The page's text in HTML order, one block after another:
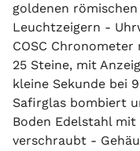
goldenen
Leuchtzeigern -
COSC
25 Steine, mit
kleine Sekunde bei
Safirglas bombiert
Boden Edelstahl
verschraubt -